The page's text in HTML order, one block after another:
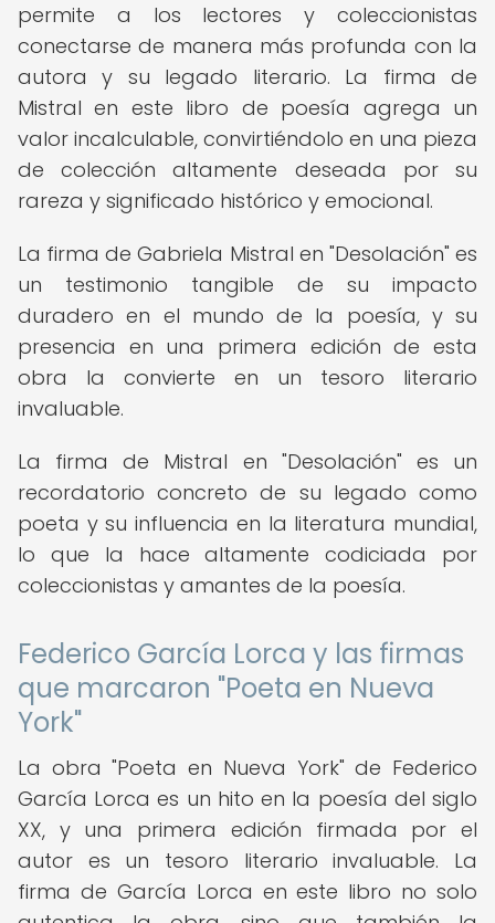
permite a los lectores y coleccionistas
conectarse de manera más profunda con la
autora y su legado literario. La firma de
Mistral en este libro de poesía agrega un
valor incalculable, convirtiéndolo en una pieza
de colección altamente deseada por su
rareza y significado histórico y emocional.
La firma de Gabriela Mistral en "Desolación" es
un testimonio tangible de su impacto
duradero en el mundo de la poesía, y su
presencia en una primera edición de esta
obra la convierte en un tesoro literario
invaluable.
La firma de Mistral en "Desolación" es un
recordatorio concreto de su legado como
poeta y su influencia en la literatura mundial,
lo que la hace altamente codiciada por
coleccionistas y amantes de la poesía.
Federico García Lorca y las firmas
que marcaron "Poeta en Nueva
York"
La obra "Poeta en Nueva York" de Federico
García Lorca es un hito en la poesía del siglo
XX, y una primera edición firmada por el
autor es un tesoro literario invaluable. La
firma de García Lorca en este libro no solo